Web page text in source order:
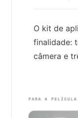
O kit de
finalidade:
câmera e